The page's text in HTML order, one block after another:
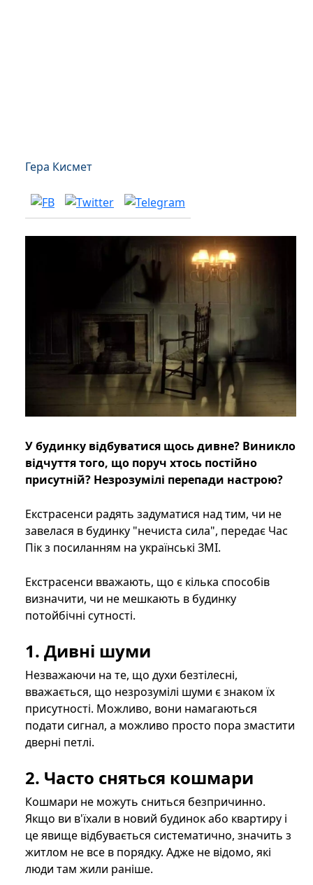
Гера Кисмет
У будинку відбуватися щось дивне? Виникло
відчуття того, що поруч хтось постійно
присутній? Незрозумілі перепади настрою?
Екстрасенси радять задуматися над тим, чи не
завелася в будинку "нечиста сила", передає Час
Пік з посиланням на українські ЗМІ.
Екстрасенси вважають, що є кілька способів
визначити, чи не мешкають в будинку
потойбічні сутності.
1. Дивні шуми
Незважаючи на те, що духи безтілесні,
вважається, що незрозумілі шуми є знаком їх
присутності. Можливо, вони намагаються
подати сигнал, а можливо просто пора змастити
дверні петлі.
2. Часто сняться кошмари
Кошмари не можуть сниться безпричинно.
Якщо ви в'їхали в новий будинок або квартиру і
це явище відбувається систематично, значить з
житлом не все в порядку. Адже не відомо, які
люди там жили раніше.